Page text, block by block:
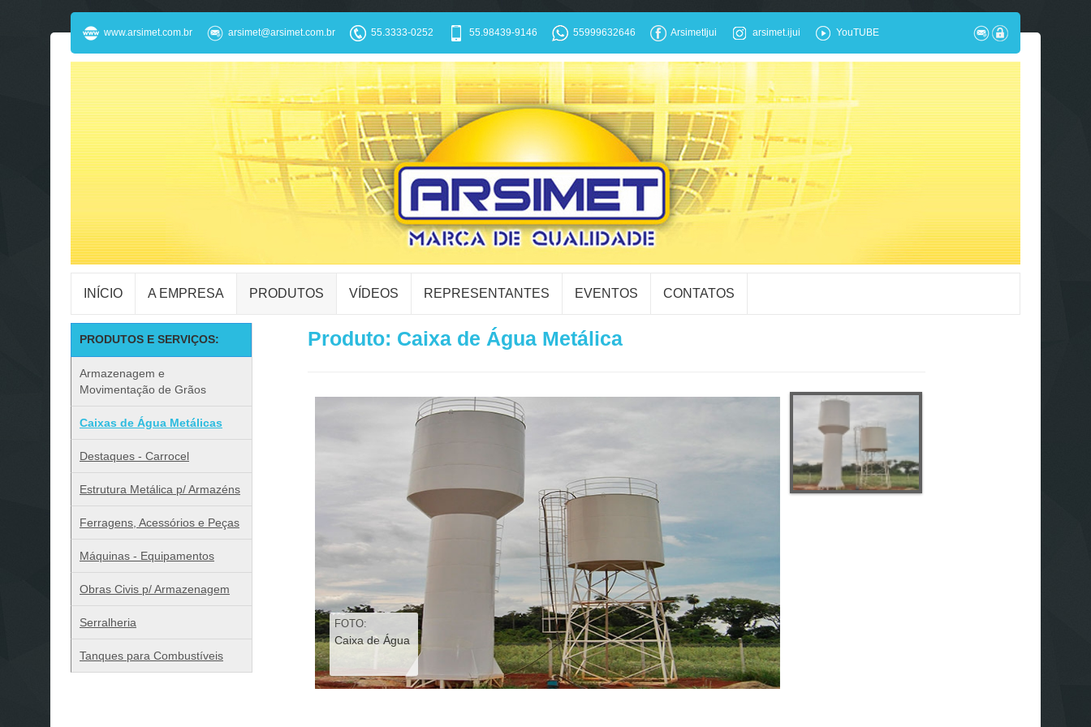
www.arsimet.com.br arsimet@arsimet.com.br 55.3333-0252 55.98439-9146 55999632646 ArsimetIjui arsimet.ijui YouTUBE
INÍCIO A EMPRESA PRODUTOS VÍDEOS REPRESENTANTES EVENTOS CONTATOS
PRODUTOS E SERVIÇOS:
Armazenagem e
Movimentação de Grãos
Caixas de Água Metálicas
Destaques - Carrocel
Estrutura Metálica p/ Armazéns
Ferragens, Acessórios e Peças
Máquinas - Equipamentos
Obras Civis p/ Armazenagem
Serralheria
Tanques para Combustíveis
Produto: Caixa de Água Metálica
FOTO:
Caixa de Água